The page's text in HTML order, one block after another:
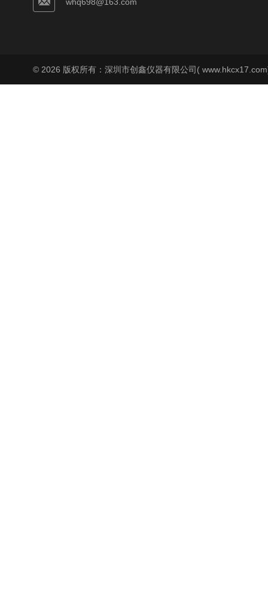
© 2026 版权所有：深圳市创鑫仪器有限公司(